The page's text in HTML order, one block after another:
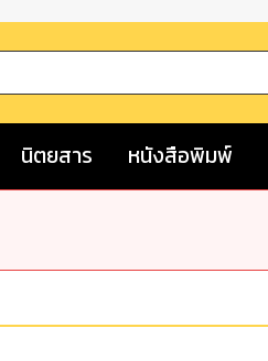
นิตยสาร หนังสือพิมพ์